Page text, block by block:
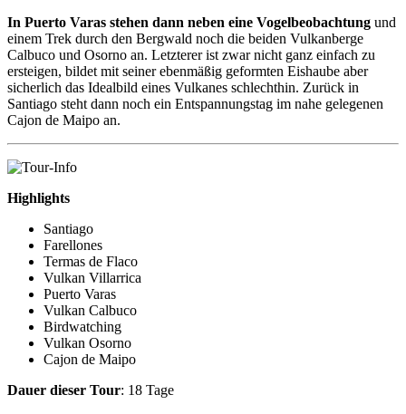
In Puerto Varas stehen dann neben eine Vogelbeobachtung und
einem Trek durch den Bergwald noch die beiden Vulkanberge
Calbuco und Osorno an. Letzterer ist zwar nicht ganz einfach zu
ersteigen, bildet mit seiner ebenmäßig geformten Eishaube aber
sicherlich das Idealbild eines Vulkanes schlechthin. Zurück in
Santiago steht dann noch ein Entspannungstag im nahe gelegenen
Cajon de Maipo an.
Highlights
Santiago
Farellones
Termas de Flaco
Vulkan Villarrica
Puerto Varas
Vulkan Calbuco
Birdwatching
Vulkan Osorno
Cajon de Maipo
Dauer dieser Tour: 18 Tage